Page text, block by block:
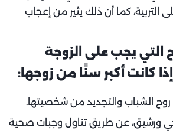
التربية، كما أن ذلك يثير من إعجاب
يجب على الزوجة
إذا كانت أكبر سنًا من زوجها:
الشباب والتجديد من شخصيتها.
ورشيق، عن طريق تناول وجبات صحية